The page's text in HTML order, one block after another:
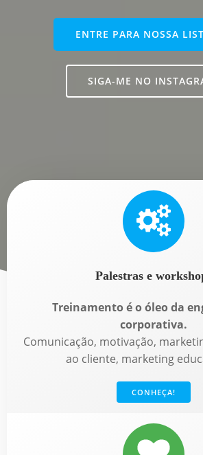
ENTRE PARA NOSSA
SIGA-ME NO
Palestras e
Treinamento é o óleo da
corporativa.
Comunicação, motivação,
ao cliente, marketing
CONHEÇA!